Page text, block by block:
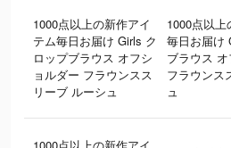
1000点以上の新作アイ
テム毎日お届け Girls ク
ロップブラウス オフシ
ョルダー フラウンスス
リーブ ルーシュ
1000点以
毎日お届け
ブラウス
フラウンス
ュ